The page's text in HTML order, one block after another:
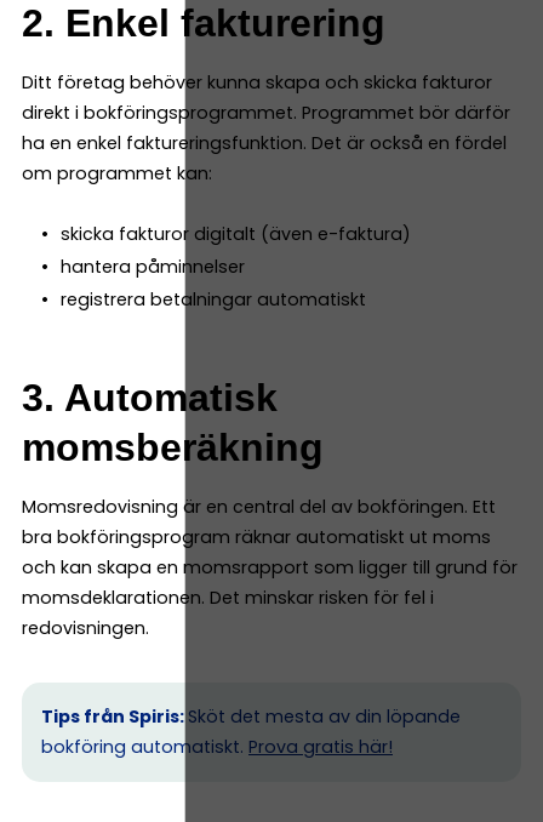
2. Enkel fakturering
Ditt företag behöver kunna skapa och skicka fakturor
direkt i bokföringsprogrammet. Programmet bör därför
ha en enkel faktureringsfunktion. Det är också en fördel
om programmet kan:
skicka fakturor digitalt (även e-faktura)
hantera påminnelser
registrera betalningar automatiskt
3. Automatisk
momsberäkning
Momsredovisning är en central del av bokföringen. Ett
bra bokföringsprogram räknar automatiskt ut moms
och kan skapa en momsrapport som ligger till grund för
momsdeklarationen. Det minskar risken för fel i
redovisningen.
Tips från Spiris: Sköt det mesta av din löpande
bokföring automatiskt. Prova gratis här!